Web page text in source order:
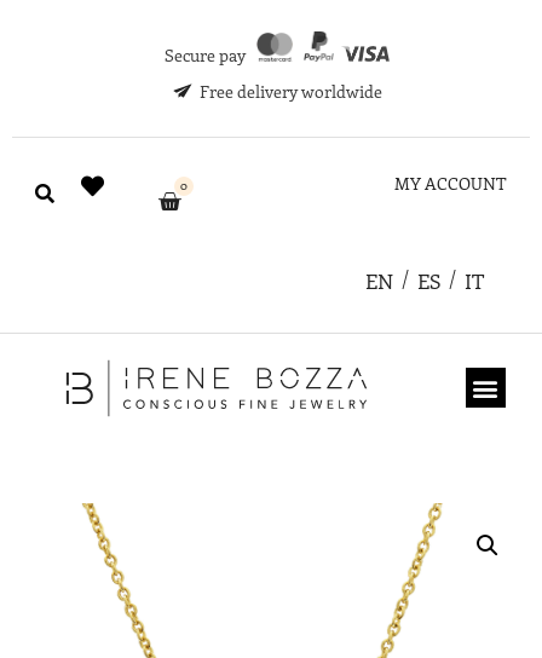
Secure pay
Free delivery worldwide
0 MY ACCOUNT
EN ES IT